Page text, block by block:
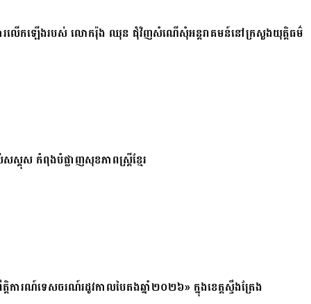
រលើកឡើងរបស់ លោករ៉ុង ឈុន ជុំវិញសំណើសុំអន្តរាគមន៍នៅក្រសួងយុត្តិធម៌
គុស កំពុងបំផ្លាញសុខភាពស្ត្រីខ្មែរ
ារណ៍ទេសចរណ៍រដូវកាលបៃតងឆ្នាំ២០២៦» ក្នុងខេត្តស្ទឹងត្រែង